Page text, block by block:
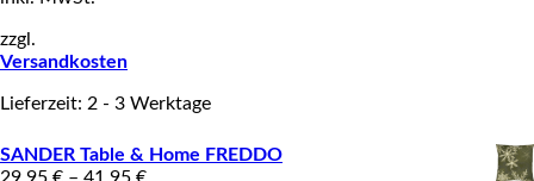
zzgl.
Versandkosten
Lieferzeit: 2 - 3 Werktage
SANDER Table & Home FREDDO